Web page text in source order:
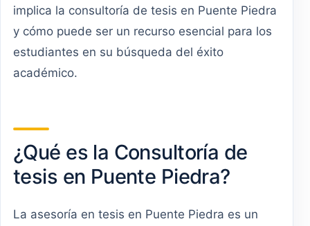
implica la consultoría de tesis en Puente Piedra
y cómo puede ser un recurso esencial para los
estudiantes en su búsqueda del éxito
académico.
¿Qué es la Consultoría de
tesis en Puente Piedra?
La asesoría en tesis en Puente Piedra es un